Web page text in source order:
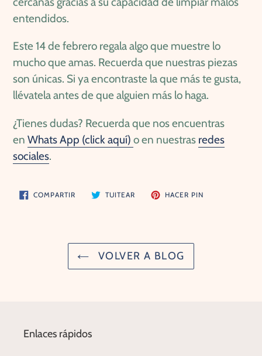
entendidos.
Este 14 de febrero regala algo que muestre lo
mucho que amas. Recuerda que nuestras piezas
son únicas. Si ya encontraste la que más te gusta,
llévatela antes de que alguien más lo haga.
¿Tienes dudas? Recuerda que nos encuentras
en Whats App (click aquí) o en nuestras redes
sociales.
COMPARTIRCOMPARTIR
EN
TUITEAR TUITEAR HACER PINPINEAR
EN
VOLVER A BLOG
Enlaces rápidos